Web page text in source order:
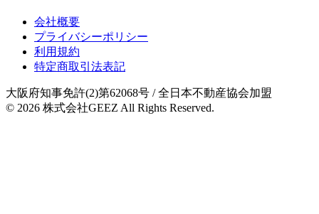
会社概要
プライバシーポリシー
利用規約
特定商取引法表記
大阪府知事免許(2)第62068号 / 全日本不動産協会加盟
© 2026 株式会社GEEZ All Rights Reserved.